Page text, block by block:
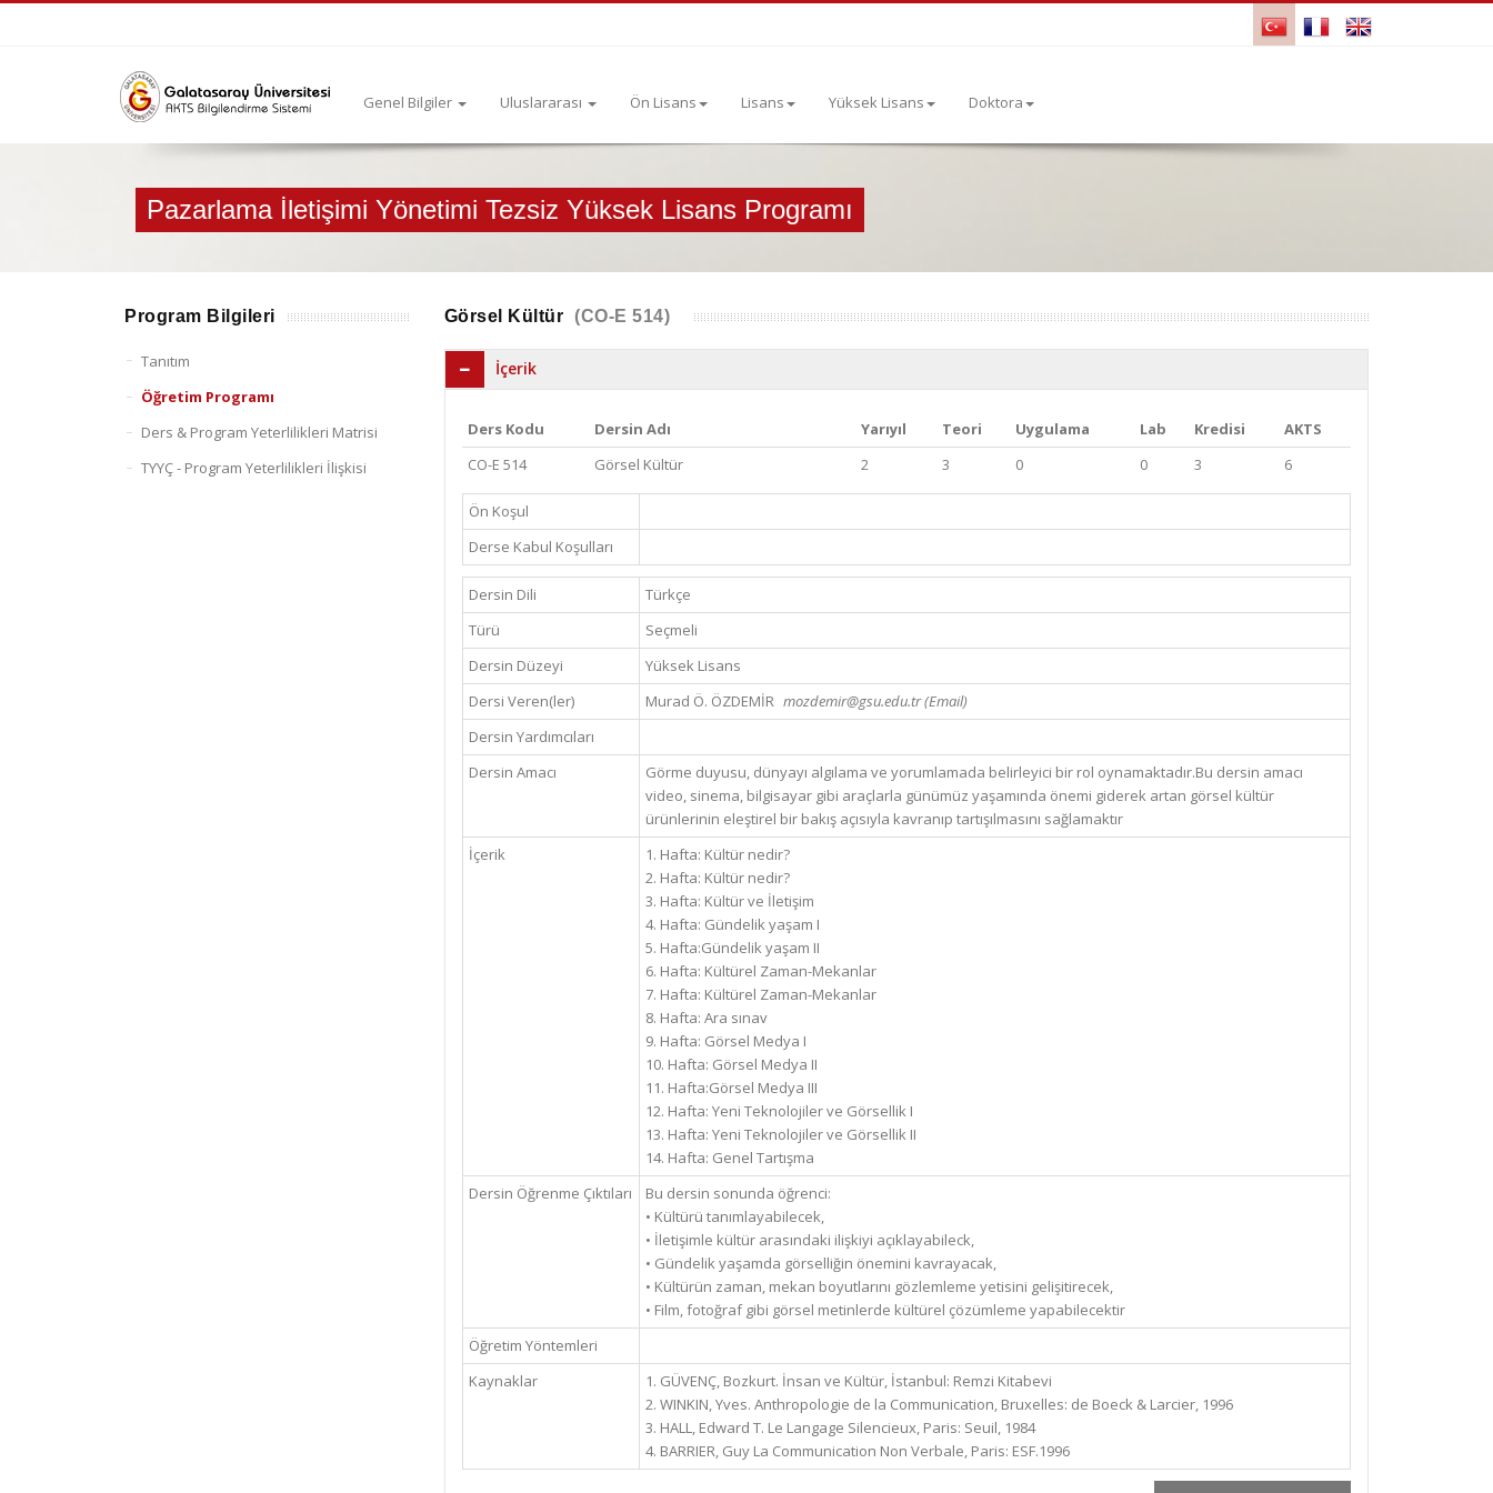
Genel Bilgiler Uluslararası Ön Lisans Lisans Yüksek Lisans Doktora
Pazarlama İletişimi Yönetimi Tezsiz Yüksek Lisans Programı
Program Bilgileri
Tanıtım
Öğretim Programı
Ders & Program Yeterlilikleri Matrisi
TYYÇ - Program Yeterlilikleri İlişkisi
Görsel Kültür (CO-E 514)
İçerik
Ders Kodu Dersin Adı Yarıyıl Teori Uygulama Lab Kredisi
AKTS
CO-E 514
Görsel Kültür 2 3 0 0 3 6
Ön Koşul
Derse Kabul Koşulları
Dersin Dili
Türkçe
Türü
Seçmeli
Dersin Düzeyi
Yüksek Lisans
Dersi Veren(ler)
Murad Ö. ÖZDEMİR mozdemir@gsu.edu.tr (Email)
Dersin Yardımcıları
Dersin Amacı
Görme duyusu, dünyayı algılama ve yorumlamada belirleyici bir rol oynamaktadır.Bu dersin amacı
video, sinema, bilgisayar gibi araçlarla günümüz yaşamında önemi giderek artan görsel kültür
ürünlerinin eleştirel bir bakış açısıyla kavranıp tartışılmasını sağlamaktır
İçerik
1. Hafta: Kültür nedir?
2. Hafta: Kültür nedir?
3. Hafta: Kültür ve İletişim
4. Hafta: Gündelik yaşam I
5. Hafta:Gündelik yaşam II
6. Hafta: Kültürel Zaman-Mekanlar
7. Hafta: Kültürel Zaman-Mekanlar
8. Hafta: Ara sınav
9. Hafta: Görsel Medya I
10. Hafta: Görsel Medya II
11. Hafta:Görsel Medya III
12. Hafta: Yeni Teknolojiler ve Görsellik I
13. Hafta: Yeni Teknolojiler ve Görsellik II
14. Hafta: Genel Tartışma
Dersin Öğrenme Çıktıları
Bu dersin sonunda öğrenci:
• Kültürü tanımlayabilecek,
• İletişimle kültür arasındaki ilişkiyi açıklayabileck,
• Gündelik yaşamda görselliğin önemini kavrayacak,
• Kültürün zaman, mekan boyutlarını gözlemleme yetisini gelişitirecek,
• Film, fotoğraf gibi görsel metinlerde kültürel çözümleme yapabilecektir
Öğretim Yöntemleri
Kaynaklar
1. GÜVENÇ, Bozkurt. İnsan ve Kültür, İstanbul: Remzi Kitabevi
2. WINKIN, Yves. Anthropologie de la Communication, Bruxelles: de Boeck & Larcier, 1996
3. HALL, Edward T. Le Langage Silencieux, Paris: Seuil, 1984
4. BARRIER, Guy La Communication Non Verbale, Paris: ESF.1996